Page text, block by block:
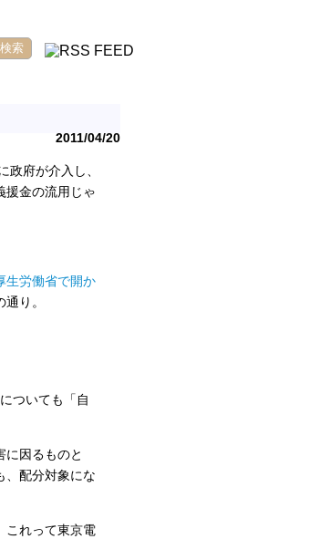
2011/04/20
府が介入し、
援金の流用じゃ
生労働省で開か
り。
ついても「自
に因るものと
、配分対象にな
これって東京電